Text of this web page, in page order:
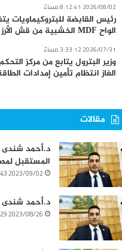
2026/08/02 8:12:41 مساءً
رئيس القابضة للبتروكيماويات
الواح MDF الخشبية من قش الأرز
2026/07/31 3:33:12 مساءً
وزير البترول يتابع من مركز
الغاز انتظام تأمين إمدادات
مقالات
د.أحمد شندى
المستقبل
2023/09/02 3:49:43 مساءً
د.أحمد شندى
2023/08/26 1:25:29 مساءً